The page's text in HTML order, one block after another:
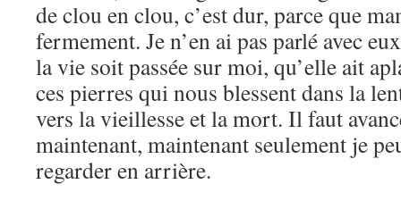
de clou en clou, c’est dur, parce que
fermement. Je n’en ai pas parlé avec
la vie soit passée sur moi, qu’elle ait
ces pierres qui nous blessent dans la
vers la vieillesse et la mort. Il faut
maintenant, maintenant seulement je
regarder en arrière.